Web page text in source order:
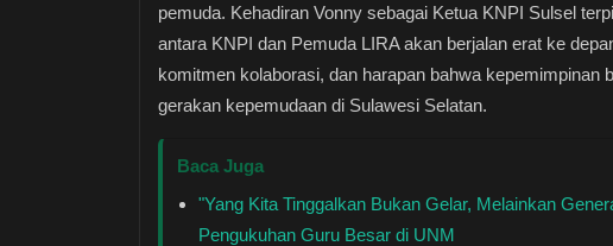
pemuda. Kehadiran Vonny sebagai Ketua KNPI Sulsel
antara KNPI dan Pemuda LIRA akan berjalan erat ke
komitmen kolaborasi, dan harapan bahwa kepemimpinan
gerakan kepemudaan di Sulawesi Selatan.
Baca Juga
"Yang Kita Tinggalkan Bukan Gelar, Melainkan
Pengukuhan Guru Besar di UNM